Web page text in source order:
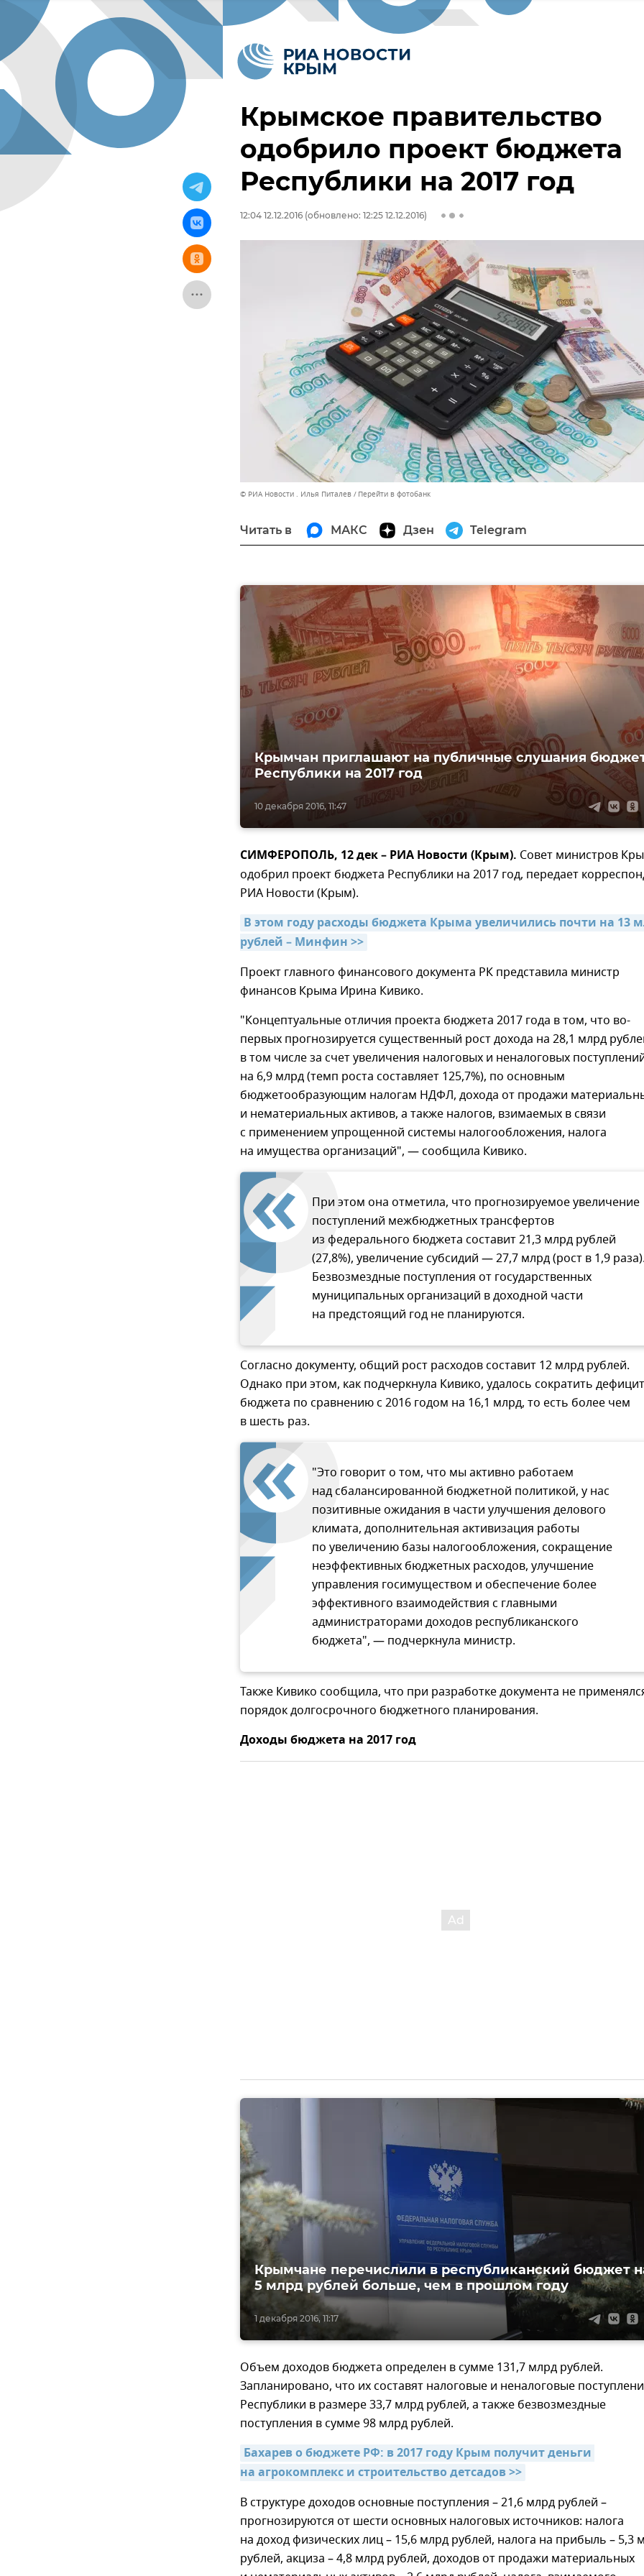
Крымское правительство
одобрило проект бюджета
Республики на 2017 год
12:04 12.12.2016 (обновлено: 12:25 12.12.2016)
© РИА Новости . Илья Питалев Перейти в фотобанк
Читать в МАКС Дзен Telegram
10 декабря 2016, 11:47
Крымчан приглашают на публичные слушания
Республики на 2017 год
СИМФЕРОПОЛЬ, 12 дек – РИА Новости (Крым). Совет министров
одобрил проект бюджета Республики на 2017 год, передает
РИА Новости (Крым).
В этом году расходы бюджета Крыма увеличились почти на 13
рублей – Минфин >>
Проект главного финансового документа РК представила министр
финансов Крыма Ирина Кивико.
"Концептуальные отличия проекта бюджета 2017 года в том, что во-
первых прогнозируется существенный рост дохода на 28,1 млрд
в том числе за счет увеличения налоговых и неналоговых
на 6,9 млрд (темп роста составляет 125,7%), по основным
бюджетообразующим налогам НДФЛ, дохода от продажи
и нематериальных активов, а также налогов, взимаемых в связи
с применением упрощенной системы налогообложения, налога
на имущества организаций", — сообщила Кивико.
При этом она отметила, что прогнозируемое увеличение
поступлений межбюджетных трансфертов
из федерального бюджета составит 21,3 млрд рублей
(27,8%), увеличение субсидий — 27,7 млрд (рост в 1,9
Безвозмездные поступления от государственных
муниципальных организаций в доходной части
на предстоящий год не планируются.
Согласно документу, общий рост расходов составит 12 млрд рублей.
Однако при этом, как подчеркнула Кивико, удалось сократить дефицит
бюджета по сравнению с 2016 годом на 16,1 млрд, то есть более чем
в шесть раз.
"Это говорит о том, что мы активно работаем
над сбалансированной бюджетной политикой, у нас
позитивные ожидания в части улучшения делового
климата, дополнительная активизация работы
по увеличению базы налогообложения, сокращение
неэффективных бюджетных расходов, улучшение
управления госимуществом и обеспечение более
эффективного взаимодействия с главными
администраторами доходов республиканского
бюджета", — подчеркнула министр.
Также Кивико сообщила, что при разработке документа не
порядок долгосрочного бюджетного планирования.
Доходы бюджета на 2017 год
1 декабря 2016, 11:17
Крымчане перечислили в республиканский бюджет
5 млрд рублей больше, чем в прошлом году
Объем доходов бюджета определен в сумме 131,7 млрд рублей.
Запланировано, что их составят налоговые и неналоговые
Республики в размере 33,7 млрд рублей, а также безвозмездные
поступления в сумме 98 млрд рублей.
Бахарев о бюджете РФ: в 2017 году Крым получит деньги
на агрокомплекс и строительство детсадов >>
В структуре доходов основные поступления – 21,6 млрд рублей –
прогнозируются от шести основных налоговых источников: налога
на доход физических лиц – 15,6 млрд рублей, налога на прибыль – 5,3
рублей, акциза – 4,8 млрд рублей, доходов от продажи материальных